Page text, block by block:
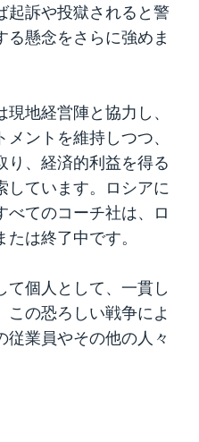
起訴や投獄されると警
懸念をさらに強めま
地経営陣と協力し、
ントを維持しつつ、
り、経済的利益を得る
しています。ロシアに
てのコーチ社は、ロ
は終了中です。
個人として、一貫し
この恐ろしい戦争によ
従業員やその他の人々